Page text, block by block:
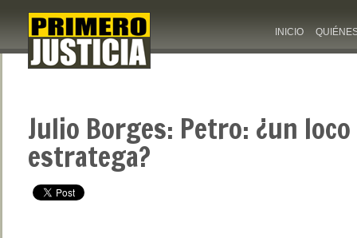
INICIO
Julio Borges: Petro: ¿un
estratega?